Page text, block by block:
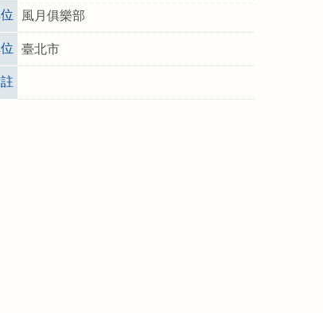
風月俱樂部
臺北市